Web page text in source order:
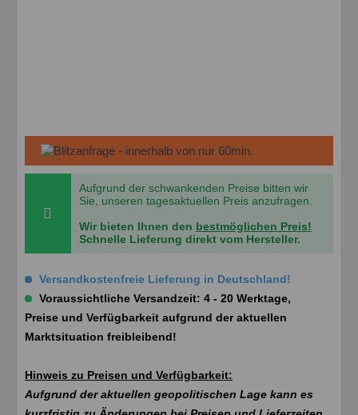
Aufgrund der schwankenden Preise bitten wir
Sie, unseren tagesaktuellen Preis anzufragen.
Wir bieten Ihnen den bestmöglichen Preis!
Schnelle Lieferung direkt vom Hersteller.
Versandkostenfreie Lieferung in Deutschland!
Voraussichtliche Versandzeit: 4 - 20 Werktage,
Preise und Verfügbarkeit aufgrund der aktuellen
Marktsituation freibleibend!
Hinweis zu Preisen und Verfügbarkeit:
Aufgrund der aktuellen geopolitischen Lage kann es